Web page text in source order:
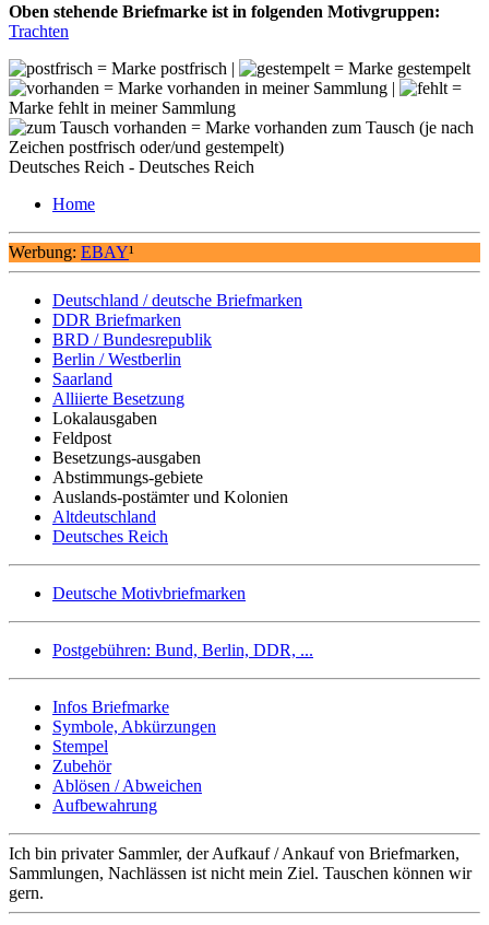
Oben stehende Briefmarke ist in folgenden Motivgruppen:
Trachten
= Marke postfrisch |
= Marke gestempelt
= Marke vorhanden in meiner Sammlung |
=
Marke fehlt in meiner Sammlung
= Marke vorhanden zum Tausch (je nach
Zeichen postfrisch oder/und gestempelt)
Deutsches Reich - Deutsches Reich
Home
Werbung: EBAY¹
Deutschland / deutsche Briefmarken
DDR Briefmarken
BRD / Bundesrepublik
Berlin / Westberlin
Saarland
Alliierte Besetzung
Lokalausgaben
Feldpost
Besetzungs-ausgaben
Abstimmungs-gebiete
Auslands-postämter und Kolonien
Altdeutschland
Deutsches Reich
Deutsche Motivbriefmarken
Postgebühren: Bund, Berlin, DDR, ...
Infos Briefmarke
Symbole, Abkürzungen
Stempel
Zubehör
Ablösen / Abweichen
Aufbewahrung
Ich bin privater Sammler, der Aufkauf / Ankauf von Briefmarken,
Sammlungen, Nachlässen ist nicht mein Ziel. Tauschen können wir
gern.